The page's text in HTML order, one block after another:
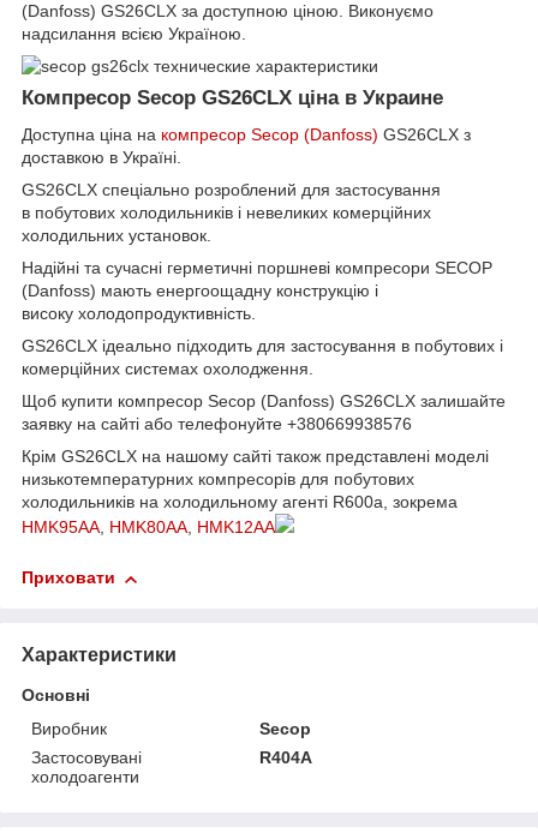
(Danfoss) GS26CLX за доступною ціною. Виконуємо
надсилання всією Україною.
Компресор Secop GS26CLX ціна в Украине
Доступна ціна на компресор Secop (Danfoss) GS26CLX з
доставкою в Україні.
GS26CLX спеціально розроблений для застосування
в побутових холодильників і невеликих комерційних
холодильних установок.
Надійні та сучасні герметичні поршневі компресори SECOP
(Danfoss) мають енергоощадну конструкцію і
високу холодопродуктивність.
GS26CLX ідеально підходить для застосування в побутових і
комерційних системах охолодження.
Щоб купити компресор Secop (Danfoss) GS26CLX залишайте
заявку на сайті або телефонуйте +380669938576
Крім GS26CLX на нашому сайті також представлені моделі
низькотемпературних компресорів для побутових
холодильників на холодильному агенті R600a, зокрема
HMK95AA, HMK80AA, HMK12AA
Приховати
Характеристики
Основні
Виробник
Secop
Застосовувані
холодоагенти
R404A